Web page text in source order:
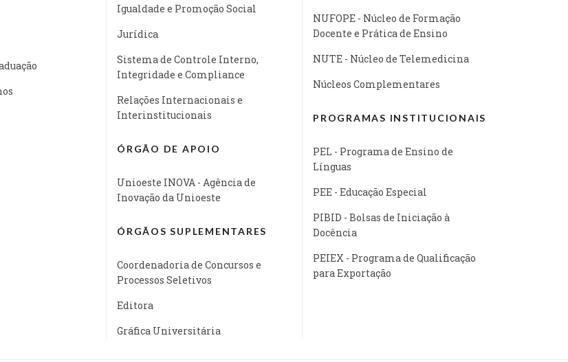
Igualdade e Promoção Social
Jurídica
Sistema de Controle Interno,
Integridade e Compliance
Relações Internacionais e
Interinstitucionais
ÓRGÃO DE APOIO
Unioeste INOVA - Agência de
Inovação da Unioeste
ÓRGÃOS SUPLEMENTARES
Coordenadoria de Concursos e
Processos Seletivos
Editora
Gráfica Universitária
NUFOPE - Núcleo de Formação
Docente e Prática de Ensino
NUTE - Núcleo de Telemedicina
Núcleos Complementares
PROGRAMAS INSTITUCIONAIS
PEL - Programa de Ensino de
Línguas
PEE - Educação Especial
PIBID - Bolsas de Iniciação à
Docência
PEIEX - Programa de Qualificação
para Exportação